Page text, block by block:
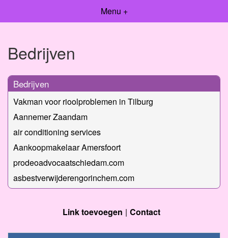
Menu +
Bedrijven
Bedrijven
Vakman voor rioolproblemen in Tilburg
Aannemer Zaandam
air conditioning services
Aankoopmakelaar Amersfoort
prodeoadvocaatschiedam.com
asbestverwijderengorinchem.com
Link toevoegen Contact